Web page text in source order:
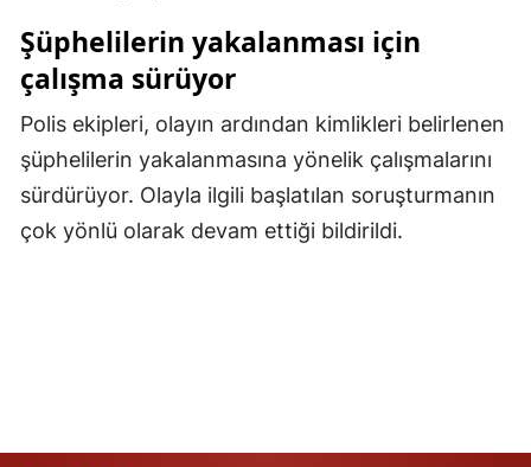
Siirt
Sivas
Tekirdağ
Şüphelilerin yakalanması için
çalışma sürüyor
Polis ekipleri, olayın ardından kimlikleri belirlenen
şüphelilerin yakalanmasına yönelik çalışmalarını
sürdürüyor. Olayla ilgili başlatılan soruşturmanın
çok yönlü olarak devam ettiği bildirildi.